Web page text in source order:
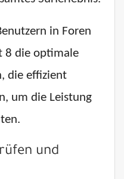
in Foren
8 die optimale
die effizient
um die Leistung
und